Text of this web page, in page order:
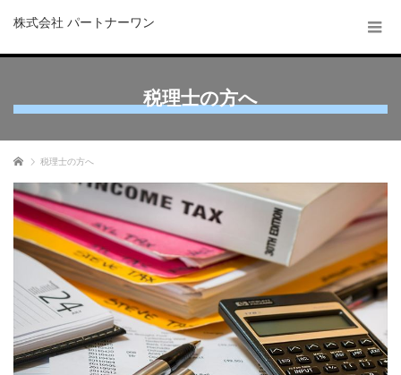
株式会社 パートナーワン
税理士の方へ
ホーム 税理士の方へ